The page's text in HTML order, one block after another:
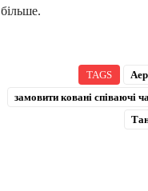
більше.
TAGS
замовити ковані співаючі